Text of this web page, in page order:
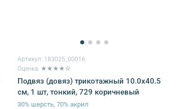
Артикул: 183025_00016
Оценка: ★★★★☆
Подвяз (довяз) трикотажный 10.0х40.5
см, 1 шт, тонкий, 729 коричневый
30% шерсть, 70% акрил